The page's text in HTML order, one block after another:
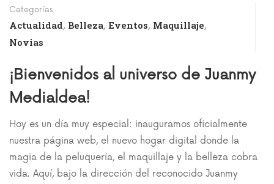
Categorías
Actualidad, Belleza, Eventos, Maquillaje,
Novias
¡Bienvenidos al universo de Juanmy
Medialdea!
Hoy es un día muy especial: inauguramos oficialmente
nuestra página web, el nuevo hogar digital donde la
magia de la peluquería, el maquillaje y la belleza cobra
vida. Aquí, bajo la dirección del reconocido Juanmy